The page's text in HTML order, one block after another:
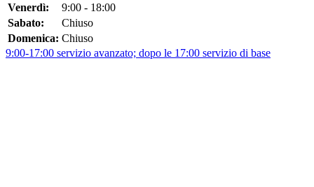
Venerdì:
9:00 - 18:00
Sabato:
Chiuso
Domenica: Chiuso
9:00-17:00 servizio avanzato; dopo le 17:00 servizio di base